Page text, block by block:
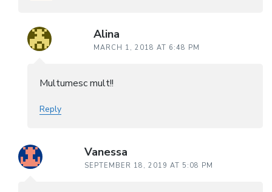
Alina
MARCH 1, 2018 AT 6:48 PM
Multumesc mult!!
Reply
Vanessa
SEPTEMBER 18, 2019 AT 5:08 PM